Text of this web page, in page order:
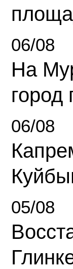
06/08
На
город
06/08
05/08